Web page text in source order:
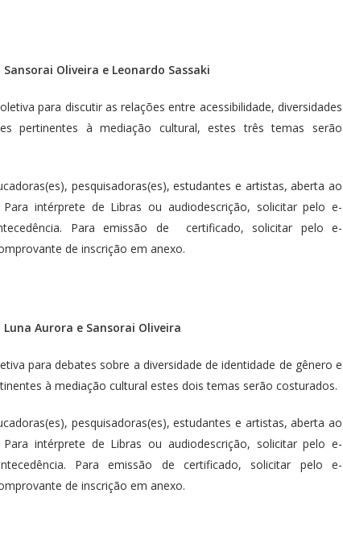
Oliveira e Leonardo Sassaki
para discutir as relações entre acessibilidade, diversidades
pertinentes à mediação cultural, estes três temas serão
pesquisadoras(es), estudantes e artistas, aberta ao
intérprete de Libras ou audiodescrição, solicitar pelo e-
Para emissão de certificado, solicitar pelo e-
de inscrição em anexo.
Aurora e Sansorai Oliveira
para debates sobre a diversidade de identidade de gênero e
à mediação cultural estes dois temas serão costurados.
pesquisadoras(es), estudantes e artistas, aberta ao
intérprete de Libras ou audiodescrição, solicitar pelo e-
Para emissão de certificado, solicitar pelo e-
de inscrição em anexo.